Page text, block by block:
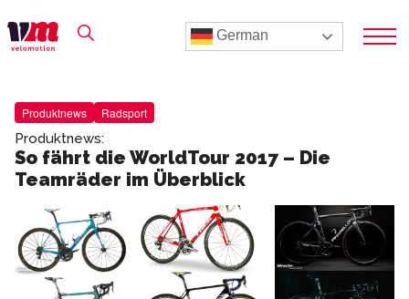
German
Produktnews Radsport
Produktnews:
So fährt die WorldTour 2017 – Die
Teamräder im Überblick